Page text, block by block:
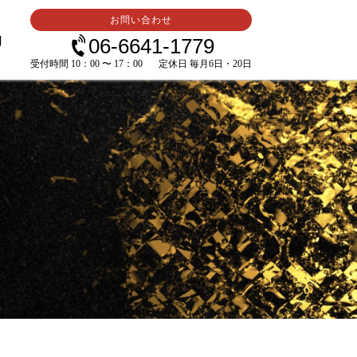
お問い合わせ
06-6641-1779
受付時間 10：00 〜 17：00 定休日 毎月6日・20日